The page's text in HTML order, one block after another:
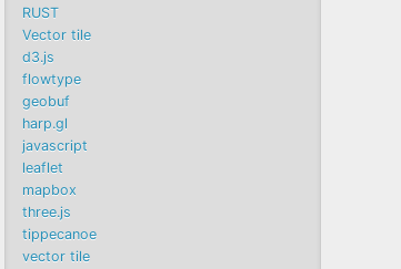
RUST
Vector tile
d3.js
flowtype
geobuf
harp.gl
javascript
leaflet
mapbox
three.js
tippecanoe
vector tile